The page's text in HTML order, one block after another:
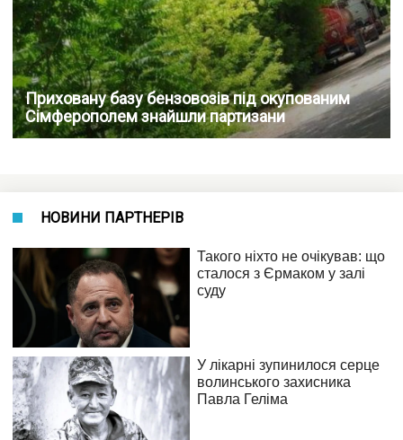
Приховану базу бензовозів під окупованим
Сімферополем знайшли партизани
НОВИНИ ПАРТНЕРІВ